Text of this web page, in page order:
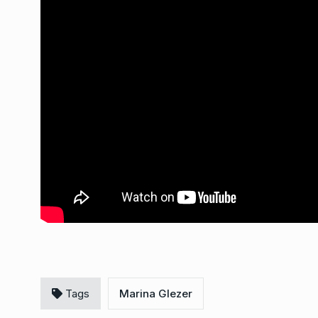
Tags Marina Glezer
5
LA VUELTA COMPLETA
6
deterioro…
ALERTA!